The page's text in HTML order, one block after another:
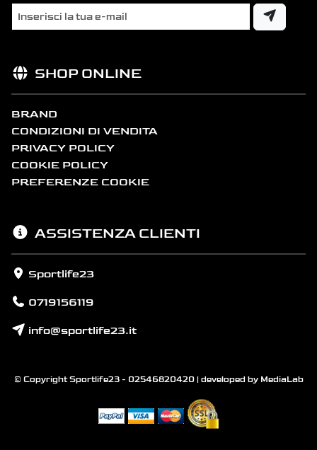
SHOP ONLINE
BRAND
CONDIZIONI DI VENDITA
PRIVACY POLICY
COOKIE POLICY
PREFERENZE COOKIE
ASSISTENZA CLIENTI
Sportlife23
0719156119
info@sportlife23.it
© Copyright Sportlife23 - 02546820420 | developed by MediaLab